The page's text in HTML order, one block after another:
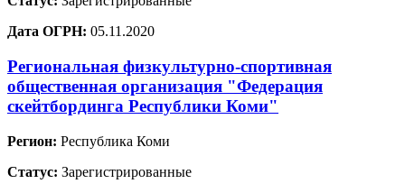
Дата ОГРН: 05.11.2020
Региональная физкультурно-спортивная
общественная организация "Федерация
скейтбординга Республики Коми"
Регион: Республика Коми
Статус: Зарегистрированные